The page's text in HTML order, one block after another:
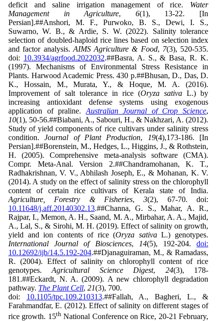
deficit and saline irrigation management of rice. Water
Management in Agriculture, 6(1), 13-22. [In
Persian].##Anshori, M. F., Purwoko, B. S., Dewi, I. S.,
Suwarno, W. B., & Ardie, S. W. (2022). Salinity tolerance
selection of doubled-haploid rice lines based on selection index
and factor analysis. AIMS Agriculture & Food, 7(3), 520-535.
doi: 10.3934/agrfood.2022032.##Basra, A. S., & Basa, R. K.
(1997). Mechanisms of Environmental Stress Resistance in
Plants. Harwood Academic Press. 430 p.##Bhusan, D., Das, D.
K., Hossain, M., Murata, Y., & Hoque, M. A. (2016).
Improvement of salt tolerance in rice (Oryza sativa L.) by
increasing antioxidant defense systems using exogenous
application of praline. Australian Journal of Crop Science,
10(1), 50-56.##Biabani, A., Sabouri, H., & Nakhzari, A. (2012).
Study of yield components of rice cultivars under salinity stress
condition.Journal of Plant Production, 19(4),173-186. [In
Persian].##Borenstein, M., Hedges, L., Higgins, J., & Rothstein,
H. (2005). Comprehensive meta-analysis software (CMA).
Compr. Meta-Anal. Version 2.##Chandramohanan, K. T.,
Radhakrishnan, V. V., Abhilash Joseph, E., & Mohanan, K. V.
(2014). A study on the effect of salinity stress on the chlorophyll
content of certain rice cultivars of Kerala state of India.
Agriculture, Forestry & Fisheries,3(2), 67-70. doi:
10.11648/j.aff.20140302.13.##Channa, G. S., Mahar, A. R.,
Rajpar, I., Memon, A. H., Saand, M. A., Mirbahar, A. A., Majid,
A., Lal, S., & Sirohi, M. H. (2019). Effect of salinity on growth,
yield and ion contents of rice (Oryza sativaL.) genotypes.
International
Journal of Biosciences, 14(5), 192-204.doi:
10.12692/ijb/14.5.192-204.##Djanaguiraman, M., & Ramadass,
R. (2004). Effect of salinity on chlorophyll content of rice
genotypes.Agricultural Science Digest, 24(3), 178-
181.##Eckardt, N. A. (2009). A new chlorophyll degradation
pathway. The Plant Cell, 21(3), 700.
doi: 10.1105/tpc.109.210313.##Fallah, A., Bagheri, L., &
Farahmandfar, E. (2012). Effect of salinity on different stages of
rice growth. 15thNational Conference on Rice, 20-21 February,